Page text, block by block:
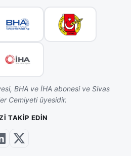
BHA ve İHA abonesi ve Sivas
Cemiyeti üyesidir.
TAKIP EDIN